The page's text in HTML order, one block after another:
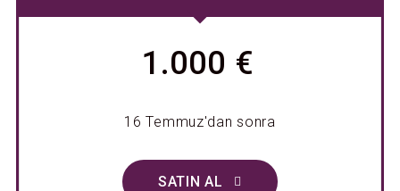
1.000 €
16 Temmuz'dan sonra
SATIN AL